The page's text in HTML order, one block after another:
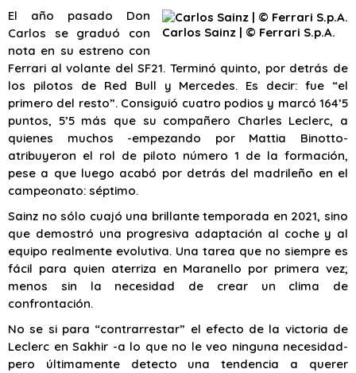
Carlos Sainz | © Ferrari S.p.A.
El año pasado Don
Carlos se graduó con
nota en su estreno con
Ferrari al volante del SF21. Terminó quinto, por detrás de
los pilotos de Red Bull y Mercedes. Es decir: fue “el
primero del resto”. Consiguió cuatro podios y marcó 164’5
puntos, 5’5 más que su compañero Charles Leclerc, a
quienes muchos -empezando por Mattia Binotto-
atribuyeron el rol de piloto número 1 de la formación,
pese a que luego acabó por detrás del madrileño en el
campeonato: séptimo.
Sainz no sólo cuajó una brillante temporada en 2021, sino
que demostró una progresiva adaptación al coche y al
equipo realmente evolutiva. Una tarea que no siempre es
fácil para quien aterriza en Maranello por primera vez;
menos sin la necesidad de crear un clima de
confrontación.
No se si para “contrarrestar” el efecto de la victoria de
Leclerc en Sakhir -a lo que no le veo ninguna necesidad-
pero últimamente detecto una tendencia a querer